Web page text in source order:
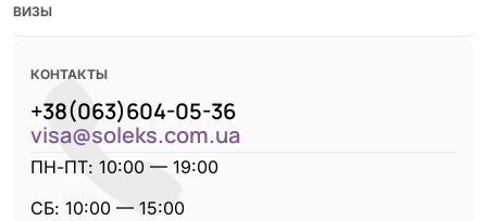
ВИЗЫ
КОНТАКТЫ
+38(063)604-05-36
visa@soleks.com.ua
ПН-ПТ: 10:00 — 19:00
CБ: 10:00 — 15:00